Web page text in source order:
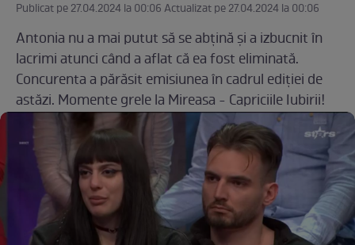
Publicat pe 27.04.2024 la 00:06 Actualizat pe 27.04.2024 la 00:06
Antonia nu a mai putut să se abțină și a izbucnit în
lacrimi atunci când a aflat că ea fost eliminată.
Concurenta a părăsit emisiunea în cadrul ediției de
astăzi. Momente grele la Mireasa - Capriciile Iubirii!